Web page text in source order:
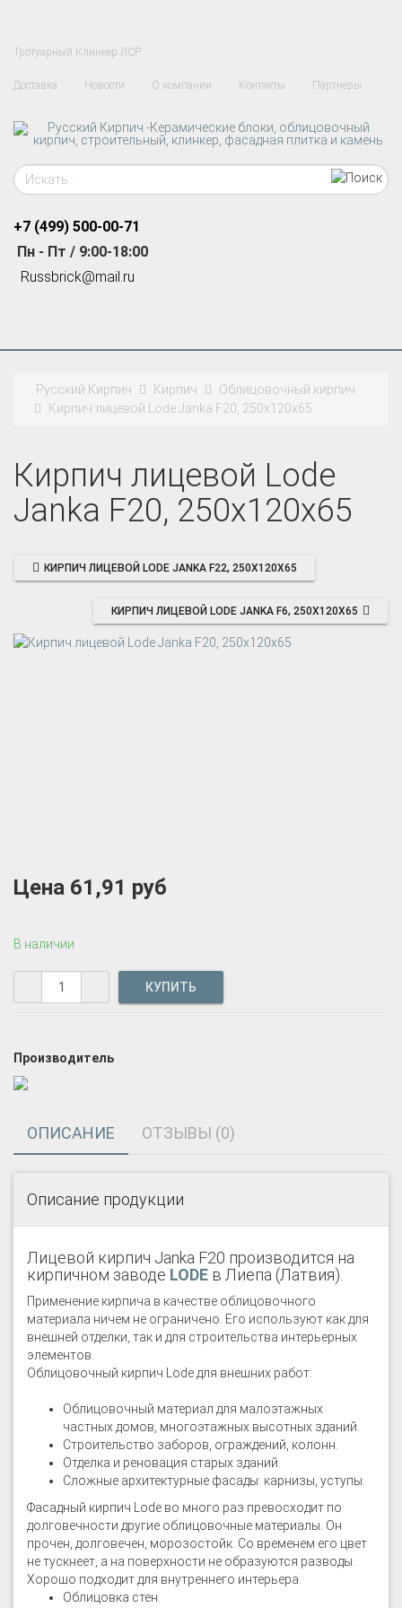
Тротуарный Клинкер ЛСР
Доставка Новости О компании Контакты Партнеры
+7 (499) 500-00-71
Пн - Пт / 9:00-18:00
Russbrick@mail.ru
Русский Кирпич Кирпич
Облицовочный кирпич
Кирпич лицевой Lode Janka F20, 250x120x65
Кирпич лицевой Lode
Janka F20, 250x120x65
КИРПИЧ ЛИЦЕВОЙ LODE JANKA F22, 250X120X65
КИРПИЧ ЛИЦЕВОЙ LODE JANKA F6, 250X120X65
Цена 61,91 руб
В наличии
Производитель
ОПИСАНИЕ ОТЗЫВЫ (0)
Описание продукции
Лицевой кирпич Janka F20 производится на
кирпичном заводе LODE в Лиепа (Латвия).
Применение кирпича в качестве облицовочного
материала ничем не ограничено. Его используют как для
внешней отделки, так и для строительства интерьерных
элементов.
Облицовочный кирпич Lode для внешних работ:
Облицовочный материал для малоэтажных
частных домов, многоэтажных высотных зданий.
Строительство заборов, ограждений, колонн.
Отделка и реновация старых зданий.
Сложные архитектурные фасады: карнизы, уступы.
Фасадный кирпич Lode во много раз превосходит по
долговечности другие облицовочные материалы. Он
прочен, долговечен, морозостойк. Со временем его цвет
не тускнеет, а на поверхности не образуются разводы.
Хорошо подходит для внутреннего интерьера.
Облицовка стен.